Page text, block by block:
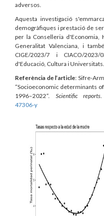
adversos.
Aquesta investigació
demogràfiques i prestació de
per la Conselleria d'Economia,
Generalitat Valenciana, i
CIGE/2023/7 i CIACO/
d'Educació, Cultura i Universitats.
Referència de l’article: Sifre-
“Socioeconomic determinants
1996–2022“. Scientific reports
47306-y